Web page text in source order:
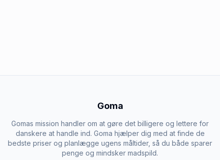
Goma
Gomas mission handler om at gøre det billigere og lettere for
danskere at handle ind. Goma hjælper dig med at finde de
bedste priser og planlægge ugens måltider, så du både sparer
penge og mindsker madspild.